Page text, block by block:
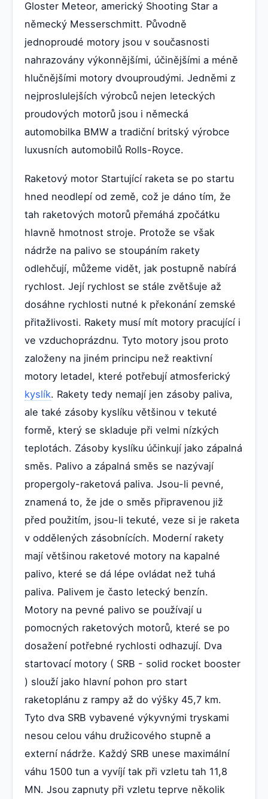
Gloster Meteor, americký Shooting Star a
německý Messerschmitt. Původně
jednoproudé motory jsou v současnosti
nahrazovány výkonnějšími, účinějšími a méně
hlučnějšími motory dvouproudými. Jedněmi z
nejproslulejších výrobců nejen leteckých
proudových motorů jsou i německá
automobilka BMW a tradiční britský výrobce
luxusních automobilů Rolls-Royce.
Raketový motor Startující raketa se po startu
hned neodlepí od země, což je dáno tím, že
tah raketových motorů přemáhá zpočátku
hlavně hmotnost stroje. Protože se však
nádrže na palivo se stoupáním rakety
odlehčují, můžeme vidět, jak postupně nabírá
rychlost. Její rychlost se stále zvětšuje až
dosáhne rychlosti nutné k překonání zemské
přitažlivosti. Rakety musí mít motory pracující i
ve vzduchoprázdnu. Tyto motory jsou proto
založeny na jiném principu než reaktivní
motory letadel, které potřebují atmosferický
kyslík. Rakety tedy nemají jen zásoby paliva,
ale také zásoby kyslíku většinou v tekuté
formě, který se skladuje při velmi nízkých
teplotách. Zásoby kyslíku účinkují jako zápalná
směs. Palivo a zápalná směs se nazývají
propergoly-raketová paliva. Jsou-li pevné,
znamená to, že jde o směs připravenou již
před použitím, jsou-li tekuté, veze si je raketa
v oddělených zásobnících. Moderní rakety
mají většinou raketové motory na kapalné
palivo, které se dá lépe ovládat než tuhá
paliva. Palivem je často letecký benzín.
Motory na pevné palivo se používají u
pomocných raketových motorů, které se po
dosažení potřebné rychlosti odhazují. Dva
startovací motory ( SRB - solid rocket booster
) slouží jako hlavní pohon pro start
raketoplánu z rampy až do výšky 45,7 km.
Tyto dva SRB vybavené výkyvnými tryskami
nesou celou váhu družicového stupně a
externí nádrže. Každý SRB unese maximální
váhu 1500 tun a vyvíjí tak při vzletu tah 11,8
MN. Jsou zapnuty při vzletu teprve několik